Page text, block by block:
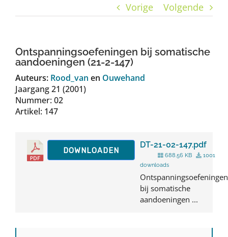
TDT Overzicht
Over Dth
Vorige Volgende
Ontspanningsoefeningen bij somatische
aandoeningen (21-2-147)
Auteurs: Rood_van en Ouwehand
Jaargang 21 (2001)
Nummer: 02
Artikel: 147
DOWNLOADEN
DT-21-02-147.pdf
688.56 KB
1001
downloads
Ontspanningsoefeningen
bij somatische
aandoeningen ...